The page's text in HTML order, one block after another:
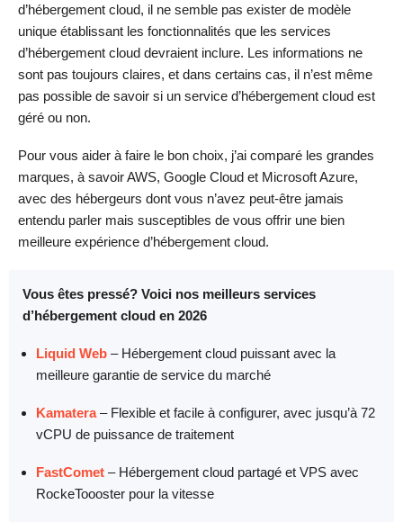
d’hébergement cloud, il ne semble pas exister de modèle
unique établissant les fonctionnalités que les services
d’hébergement cloud devraient inclure. Les informations ne
sont pas toujours claires, et dans certains cas, il n’est même
pas possible de savoir si un service d’hébergement cloud est
géré ou non.
Pour vous aider à faire le bon choix, j’ai comparé les grandes
marques, à savoir AWS, Google Cloud et Microsoft Azure,
avec des hébergeurs dont vous n’avez peut-être jamais
entendu parler mais susceptibles de vous offrir une bien
meilleure expérience d’hébergement cloud.
Vous êtes pressé? Voici nos meilleurs services
d’hébergement cloud en 2026
Liquid Web – Hébergement cloud puissant avec la
meilleure garantie de service du marché
Kamatera– Flexible et facile à configurer, avec jusqu’à 72
vCPU de puissance de traitement
FastComet – Hébergement cloud partagé et VPS avec
RockeToooster pour la vitesse